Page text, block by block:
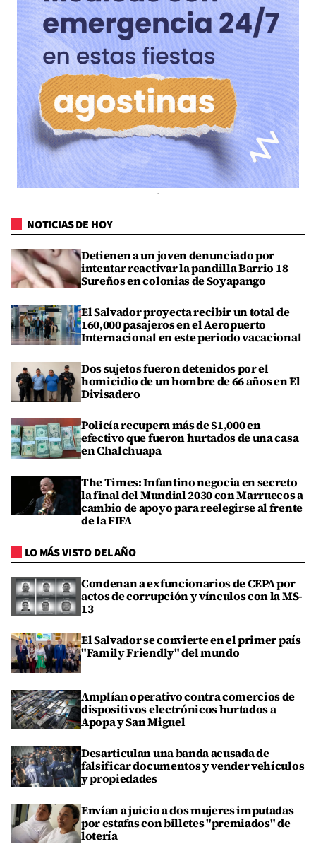
NOTICIAS DE HOY
Detienen a un joven denunciado por
intentar reactivar la pandilla Barrio 18
Sureños en colonias de Soyapango
El Salvador proyecta recibir un total de
160,000 pasajeros en el Aeropuerto
Internacional en este periodo vacacional
Dos sujetos fueron detenidos por el
homicidio de un hombre de 66 años en El
Divisadero
Policía recupera más de $1,000 en
efectivo que fueron hurtados de una casa
en Chalchuapa
The Times: Infantino negocia en secreto
la final del Mundial 2030 con Marruecos a
cambio de apoyo para reelegirse al frente
de la FIFA
LO MÁS VISTO DEL AÑO
Condenan a exfuncionarios de CEPA por
actos de corrupción y vínculos con la MS-
13
El Salvador se convierte en el primer país
"Family Friendly" del mundo
Amplían operativo contra comercios de
dispositivos electrónicos hurtados a
Apopa y San Miguel
Desarticulan una banda acusada de
falsificar documentos y vender vehículos
y propiedades
Envían a juicio a dos mujeres imputadas
por estafas con billetes "premiados" de
lotería